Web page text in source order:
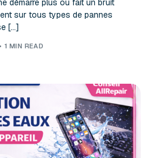
démarre plus ou fait un bruit
sur tous types de pannes
[…]
1 MIN READ